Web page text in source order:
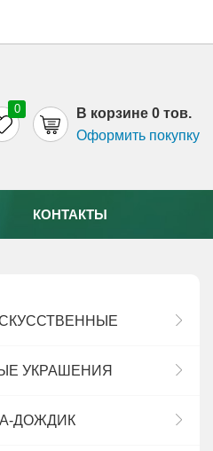
B корзине 0 тов.
Оформить покупку
0
КОНТАКТЫ
УКРАШЕНИЯ
ДОЖДИК